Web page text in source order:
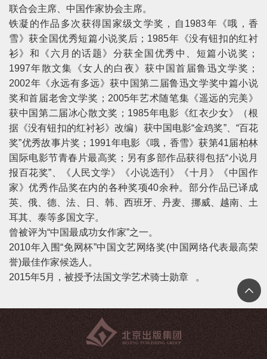
联合会主席、中国作家协会主席。
铁凝的作品多次获得国家级文学奖，自1983年《哦，香
雪》获全国优秀短篇小说奖后；1985年《没有钮扣的红衬
衫》和《六月的话题》分获全国优秀中、短篇小说奖；
1997年散文集《女人的白夜》获中国首届鲁迅文学奖；
2002年《永远有多远》获中国第二届鲁迅文学奖中篇小说
奖和首届老舍文学奖；2005年艺术随笔集《遥远的完美》
获中国第二届冰心散文奖；1985年电影《红衣少女》（根
据《没有钮扣的红衬衫》改编）获中国电影“金鸡奖”、“百花
奖”优秀故事片奖；1991年电影《哦，香雪》获第41届柏林
国际电影节青春片最高奖；另有多部作品获得包括“小说月
报百花奖”、《人民文学》《小说选刊》《十月》《中国作
家》优秀作品奖在内的各种奖项40余种。部分作品已译成
英、俄、德、法、日、韩、西班牙、丹麦、挪威、越南、土
耳其、泰等多国文字。
曾被评为“中国最成功女作家”之一。
2010年入围“免网杯”中国文艺网络奖(中国网络代表最高荣
誉)最佳作家候选人。
2015年5月，被授予法国文学艺术骑士勋章 。